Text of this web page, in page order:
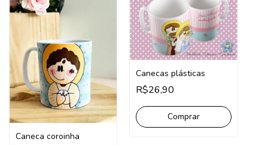
Caneca coroinha
Canecas plásticas
R$26,90
Comprar